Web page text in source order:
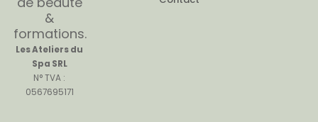
&
formations.
Les Ateliers du
Spa SRL
N° TVA :
0567695171